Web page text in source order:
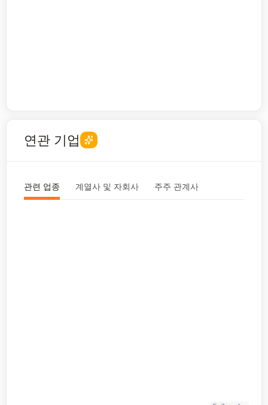
연관 기업
관련 업종 계열사 및 자회사 주주 관계사